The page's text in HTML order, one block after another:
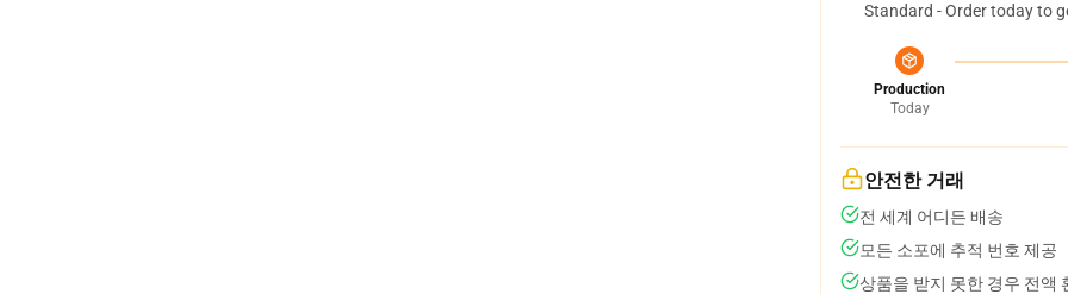
Standard - Order today to
Production
Today
안전한 거래
전 세계 어디든 배송
모든 소포에 추적 번호 제공
상품을 받지 못한 경우 전액